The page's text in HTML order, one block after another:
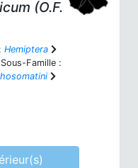
(O.F.
Hemiptera
Sous-Famille :